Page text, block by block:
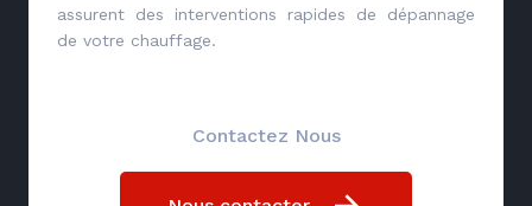
assurent des interventions rapides de dépannage
de votre chauffage.
Contactez Nous